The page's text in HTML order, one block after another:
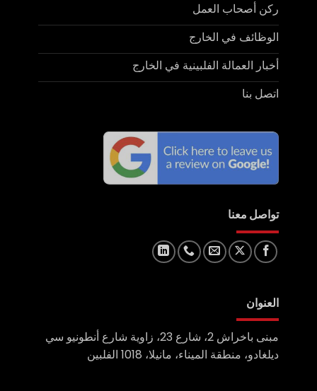
ركن أصحاب العمل
الوظائف في الخارج
أخبار العمالة الفلبينية في الخارج
اتصل بنا
تواصل معنا
العنوان
مبنى باخراش 2، شارع 23، زاوية شارع أنطونيو سي
ديلغادو، منطقة الميناء، مانيلا، 1018 الفلبين